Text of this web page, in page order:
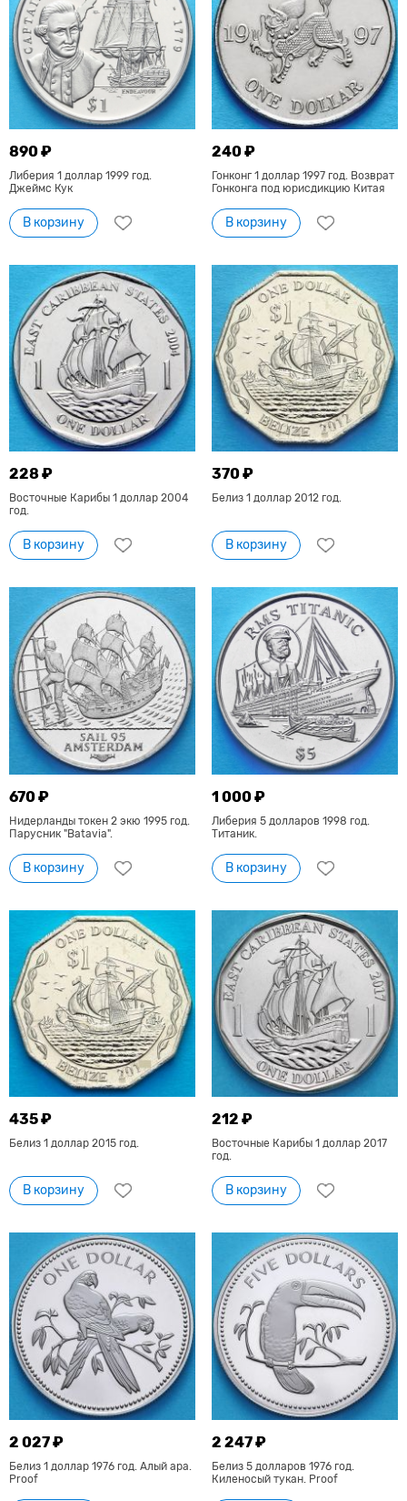
890 ₽
Либерия 1 доллар 1999 год.
Джеймс Кук
В корзину
240 ₽
Гонконг 1 доллар 1997 год. Возврат
Гонконга под юрисдикцию Китая
В корзину
228 ₽
Восточные Карибы 1 доллар 2004
год.
В корзину
370 ₽
Белиз 1 доллар 2012 год.
В корзину
670 ₽
Нидерланды токен 2 экю 1995 год.
Парусник "Batavia".
В корзину
1 000 ₽
Либерия 5 долларов 1998 год.
Титаник.
В корзину
435 ₽
Белиз 1 доллар 2015 год.
В корзину
212 ₽
Восточные Карибы 1 доллар 2017
год.
В корзину
2 027 ₽
Белиз 1 доллар 1976 год. Алый ара.
Proof
2 247 ₽
Белиз 5 долларов 1976 год.
Киленосый тукан. Proof